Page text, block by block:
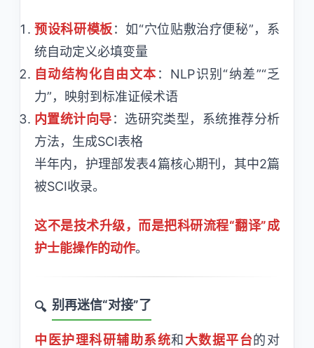
预设科研模板 ：如“穴位贴敷治疗便秘”，系
统自动定义必填变量
自动结构化自由文本 ：NLP识别“纳差”“乏
力”，映射到标准证候术语
内置统计向导：选研究类型，系统推荐分析
方法，生成SCI表格
半年内，护理部发表4篇核心期刊，其中2篇
被SCI收录。
这不是技术升级，而是把科研流程“翻译”成
护士能操作的动作。
别再迷信“对接”了
中医护理科研辅助系统和 大数据平台的对